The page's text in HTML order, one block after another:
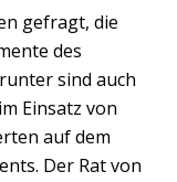
gefragt, die
des
sind auch
Einsatz von
auf dem
Der Rat von